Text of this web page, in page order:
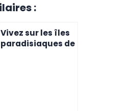
:
Vivez sur les îles
paradisiaques de